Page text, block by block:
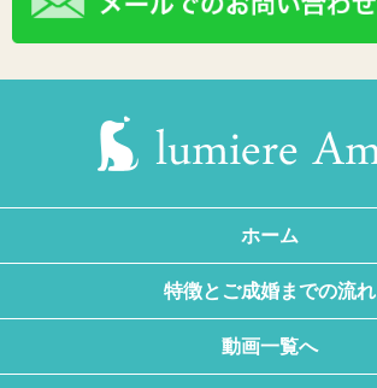
ホーム
特徴とご成婚までの流れ
動画一覧へ